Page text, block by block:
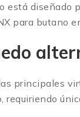
está diseñado
para butano
principales
requiriendo